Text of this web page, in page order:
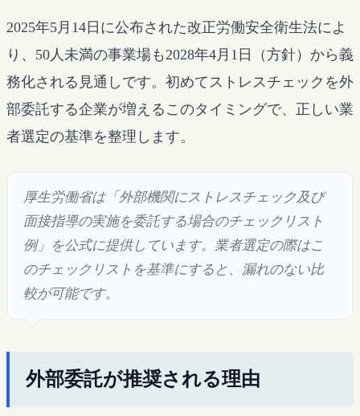
2025年5月14日に公布された改正労働安全衛生法によ
り、50人未満の事業場も2028年4月1日（方針）から義
務化される見通しです。初めてストレスチェックを外
部委託する企業が増えるこのタイミングで、正しい業
者選定の基準を整理します。
厚生労働省は「外部機関にストレスチェック及び
面接指導の実施を委託する場合のチェックリスト
例」を公式に提供しています。業者選定の際はこ
のチェックリストを基準にすると、漏れのない比
較が可能です。
外部委託が推奨される理由